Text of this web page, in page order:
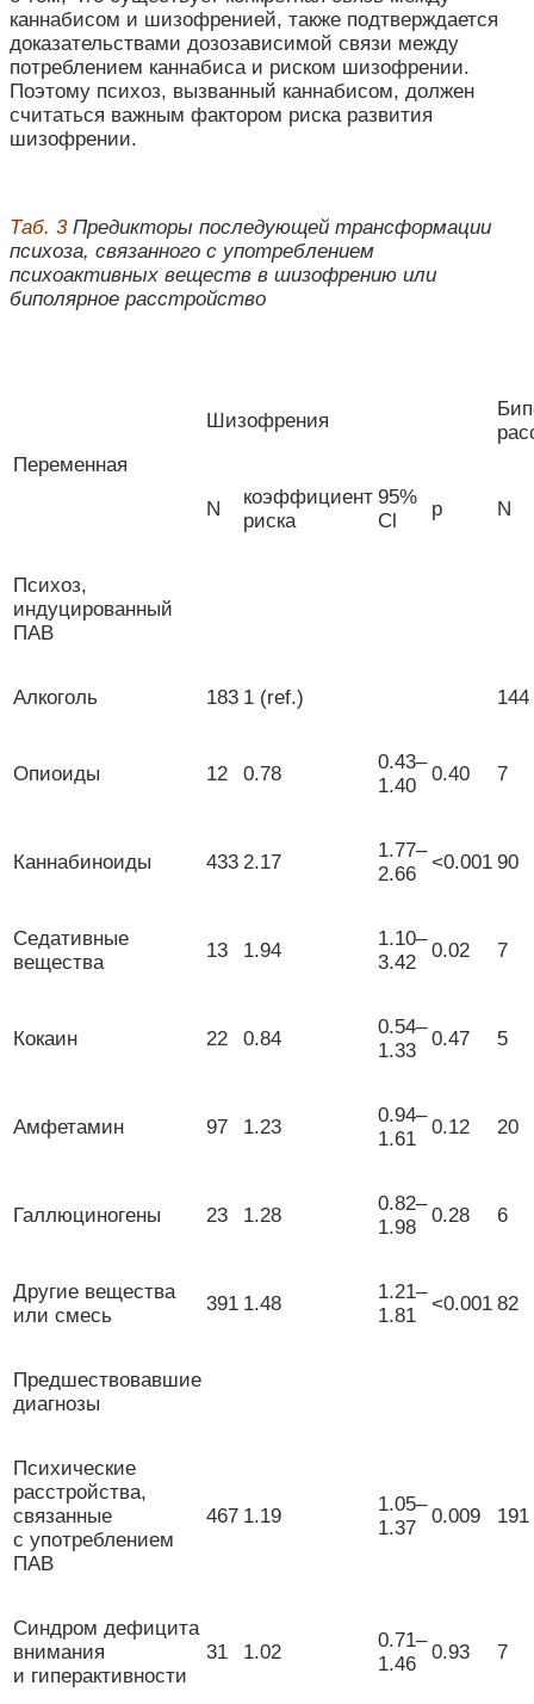
каннабисом и шизофренией, также подтверждается
доказательствами дозозависимой связи между
потреблением каннабиса и риском шизофрении.
Поэтому психоз, вызванный каннабисом, должен
считаться важным фактором риска развития
шизофрении.
Таб. 3Предикторы последующей трансформации
психоза, связанного с употреблением
психоактивных веществ в шизофрению или
биполярное расстройство
Переменная
Шизофрения
N
коэффициент
риска
95%
Cl
p N
Психоз,
индуцированный
ПАВ
Алкоголь 183 1 (ref.) 144
Опиоиды 12 0.78
0.43–
1.40
0.40 7
Каннабиноиды 433 2.17
1.77–
2.66
<0.001 90
Седативные
вещества
13 1.94
1.10–
3.42
0.02 7
Кокаин 22 0.84
0.54–
1.33
0.47 5
Амфетамин 97 1.23
0.94–
1.61
0.12 20
Галлюциногены 23 1.28
0.82–
1.98
0.28 6
Другие вещества
или смесь
391 1.48
1.21–
1.81
<0.001 82
Предшествовавшие
диагнозы
Психические
расстройства,
связанные
с употреблением
ПАВ
467 1.19
1.05–
1.37
0.009 191
Синдром дефицита
внимания
и гиперактивности
31 1.02
0.71–
1.46
0.93 7